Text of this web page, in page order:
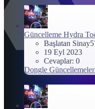
LG V30
LG V40
Güncelleme Hydra
Başlatan
19 Eyl 2023
Cevaplar: 0
Dongle